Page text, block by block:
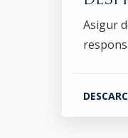
Asigur